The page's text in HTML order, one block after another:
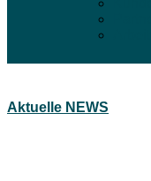
Aktuelle NEWS